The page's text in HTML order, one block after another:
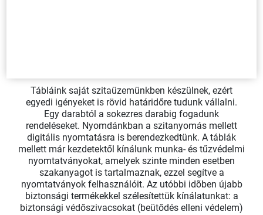
Tábláink saját szitaüzemünkben készülnek, ezért
egyedi igényeket is rövid határidőre tudunk vállalni.
Egy darabtól a sokezres darabig fogadunk
rendeléseket. Nyomdánkban a szitanyomás mellett
digitális nyomtatásra is berendezkedtünk. A táblák
mellett már kezdetektől kínálunk munka- és tűzvédelmi
nyomtatványokat, amelyek szinte minden esetben
szakanyagot is tartalmaznak, ezzel segítve a
nyomtatványok felhasználóit. Az utóbbi idõben újabb
biztonsági termékekkel szélesítettük kínálatunkat: a
biztonsági védőszivacsokat (beütődés elleni védelem)